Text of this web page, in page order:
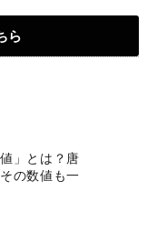
ら
」とは？唐
の数値も一